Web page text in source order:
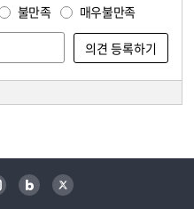
불만족 매우불만족
블로그 트위터